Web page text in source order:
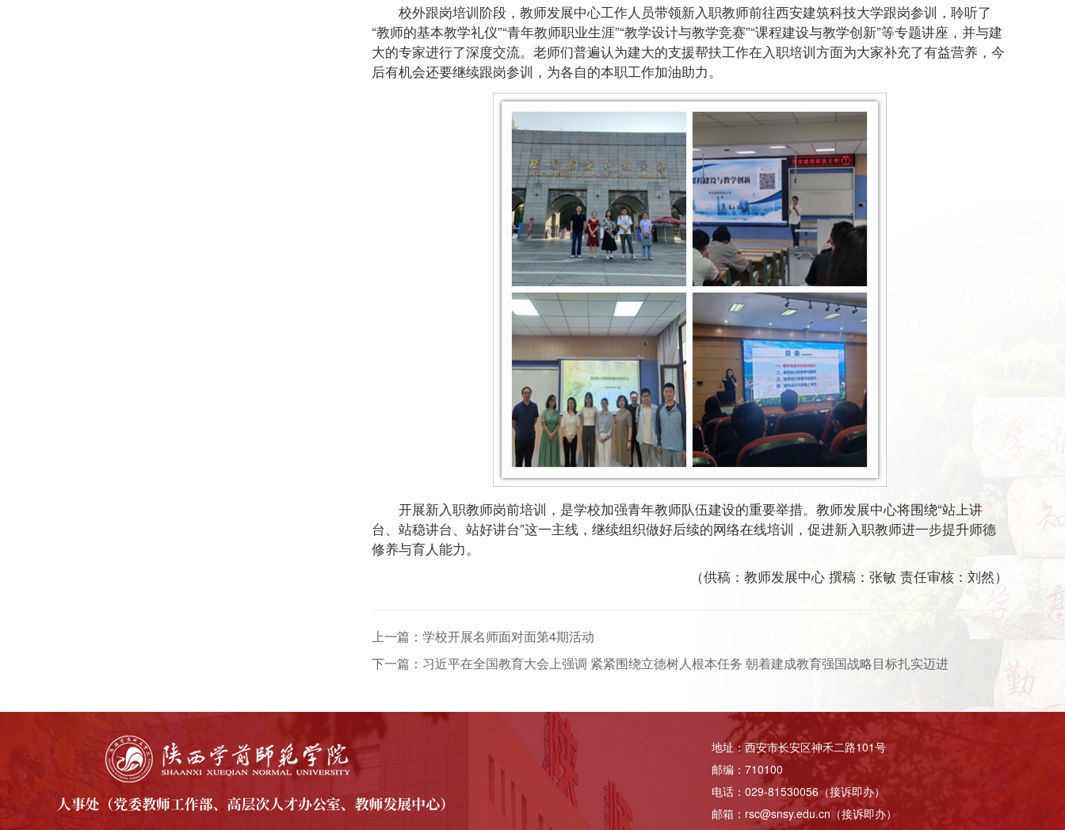
校外跟岗培训阶段，教师发展中心工作人员带领新入职教师前往西安建筑科技大学跟岗参训，聆听了
“教师的基本教学礼仪”“青年教师职业生涯”“教学设计与教学竞赛”“课程建设与教学创新”等专题讲座，并与建
大的专家进行了深度交流。老师们普遍认为建大的支援帮扶工作在入职培训方面为大家补充了有益营养，今
后有机会还要继续跟岗参训，为各自的本职工作加油助力。
开展新入职教师岗前培训，是学校加强青年教师队伍建设的重要举措。教师发展中心将围绕“站上讲
台、站稳讲台、站好讲台”这一主线，继续组织做好后续的网络在线培训，促进新入职教师进一步提升师德
修养与育人能力。
（供稿：教师发展中心 撰稿：张敏 责任审核：刘然）
上一篇：学校开展名师面对面第4期活动
下一篇：习近平在全国教育大会上强调 紧紧围绕立德树人根本任务 朝着建成教育强国战略目标扎实迈进
地址：西安市长安区神禾二路101号
邮编：710100
电话：029-81530056（接诉即办）
邮箱：rsc@snsy.edu.cn（接诉即办）